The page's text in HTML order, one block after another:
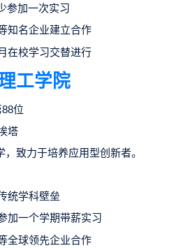
参加一次实习
知名企业建立合作
在校学习交替进行
工学院
位
塔
致力于培养应用型创新者。
统学科壁垒
加一个学期带薪实习
全球领先企业合作